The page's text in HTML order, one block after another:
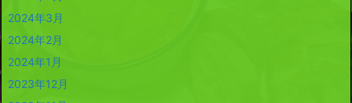
2024年3月
2024年2月
2024年1月
2023年12月